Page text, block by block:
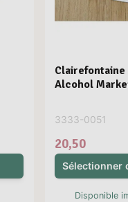
Clairefontaine
Alcohol
3333-0051
20,50
Sélectionner
Disponible